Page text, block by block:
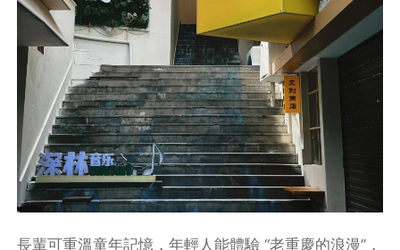
長輩可重溫童年記憶，年輕人能體驗 “老重慶的浪漫”，